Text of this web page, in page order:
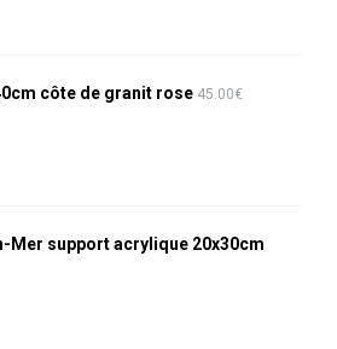
côte de granit rose 45.00€
Mer support acrylique 20x30cm